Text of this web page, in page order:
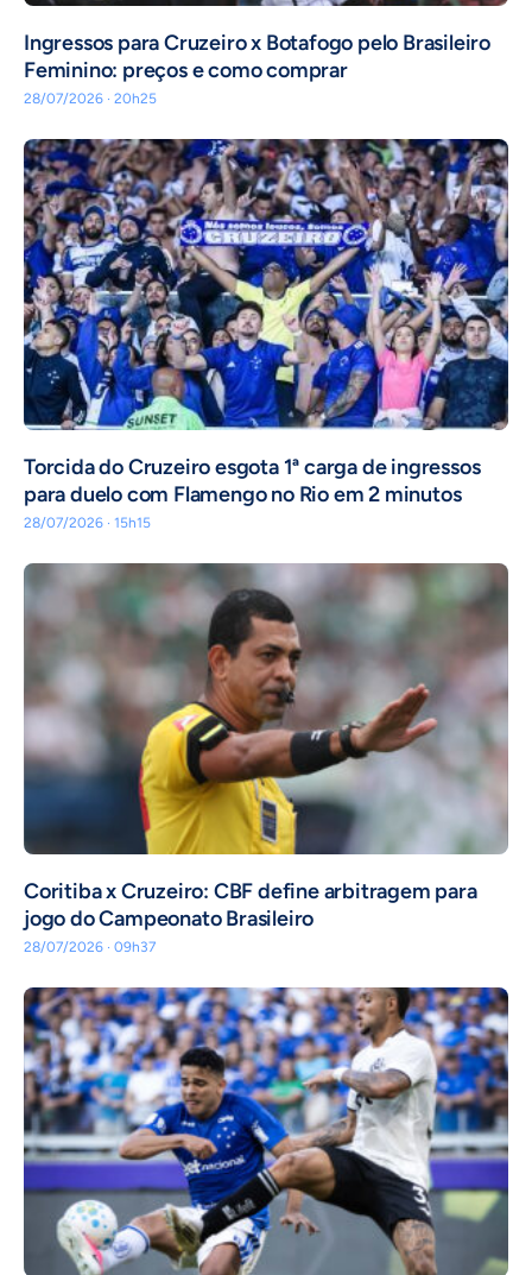
Ingressos para Cruzeiro x Botafogo pelo Brasileiro
Feminino: preços e como comprar
28/07/2026 · 20h25
Torcida do Cruzeiro esgota 1ª carga de ingressos
para duelo com Flamengo no Rio em 2 minutos
28/07/2026 · 15h15
Coritiba x Cruzeiro: CBF define arbitragem para
jogo do Campeonato Brasileiro
28/07/2026 · 09h37